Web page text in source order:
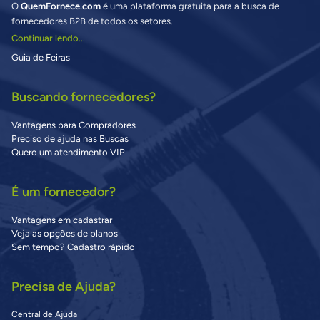
O QuemFornece.com é uma plataforma gratuita para a busca de
fornecedores B2B de todos os setores.
Continuar lendo...
Guia de Feiras
Buscando fornecedores?
Vantagens para Compradores
Preciso de ajuda nas Buscas
Quero um atendimento VIP
É um fornecedor?
Vantagens em cadastrar
Veja as opções de planos
Sem tempo? Cadastro rápido
Precisa de Ajuda?
Central de Ajuda